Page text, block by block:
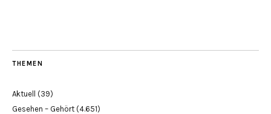
THEMEN
Aktuell (39)
Gesehen – Gehört (4.651)